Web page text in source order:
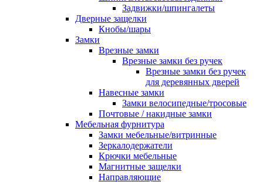
Задвижки/шпингалеты
Дверные защелки
Кнобы/шары
Замки
Врезные замки
Врезные замки без ручек
Врезные замки без ручек
для деревянных дверей
Навесные замки
Замки велосипедные/тросовые
Почтовые / накидные замки
Мебельная фурнитура
Замки мебельные/витринные
Зеркалодержатели
Крючки мебельные
Магнитные защелки
Направляющие